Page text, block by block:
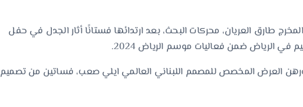
طارق العريان، محركات البحث، بعد ارتدائها فستانًا أثار الجدل في حفل
العرض المخصص للمصمم اللبناني العالمي ايلي صعب، فساتين من تصميم